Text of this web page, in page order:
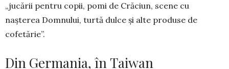
„jucării pentru copii, pomi de Crăciun, sce­ne cu
nașterea Domnului, turtă dulce și alte produse de
cofetărie”.
Din Germania, în Taiwan